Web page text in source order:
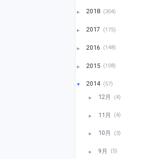
► 2018 (304)
► 2017 (175)
► 2016 (148)
► 2015 (108)
▼ 2014 (57)
► 12月 (4)
► 11月 (4)
► 10月 (3)
► 9月 (5)